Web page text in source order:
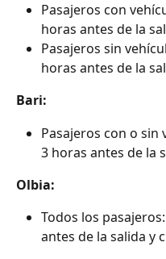
Pasajeros con
horas antes de la
Pasajeros sin
horas antes de la
Bari:
Pasajeros con o
3 horas antes de la
Olbia:
Todos los
antes de la salida y